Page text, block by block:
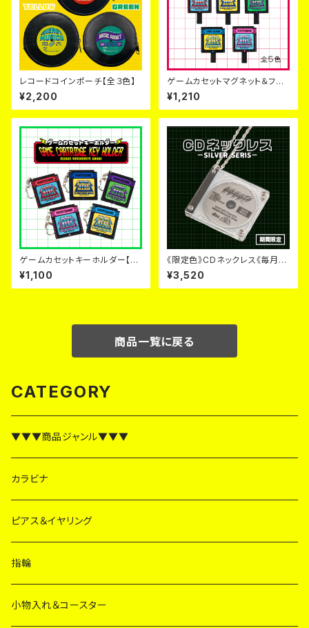
レコードコインポーチ【全３色】
¥2,200
ゲームカセットマグネット＆フッ
ク【5色】
¥1,210
ゲームカセットキーホルダー【５
色】
¥1,100
《限定色》CDネックレス《毎月６
日~９日のみ販売》
¥3,520
商品一覧に戻る
CATEGORY
▼▼▼商品ジャンル▼▼▼
カラビナ
ピアス＆イヤリング
指輪
小物入れ＆コースター